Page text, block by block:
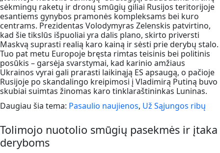
sėkmingų raketų ir dronų smūgių giliai Rusijos teritorijoje
esantiems gynybos pramonės kompleksams bei kuro
centrams. Prezidentas Volodymyras Zelenskis patvirtino,
kad šie tikslūs išpuoliai yra dalis plano, skirto priversti
Maskvą suprasti realią karo kainą ir sėsti prie derybų stalo.
Tuo pat metu Europoje bręsta rimtas teisinis bei politinis
posūkis – garsėja svarstymai, kad karinio amžiaus
Ukrainos vyrai gali prarasti laikinąją ES apsaugą, o pačioje
Rusijoje po skandalingo kreipimosi į Vladimirą Putiną buvo
skubiai suimtas žinomas karo tinklaraštininkas Luninas.
Daugiau šia tema: Pasaulio naujienos, Už Sąjungos ribų
Tolimojo nuotolio smūgių pasekmės ir įtaka
deryboms